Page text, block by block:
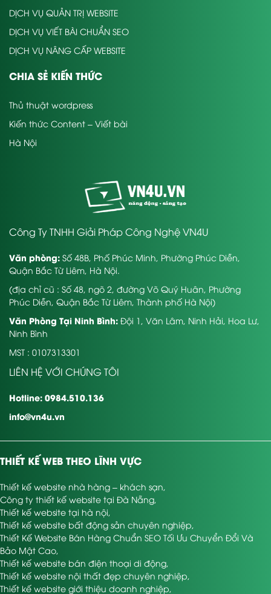
DỊCH VỤ QUẢN TRỊ WEBSITE
DỊCH VỤ VIẾT BÀI CHUẨN SEO
DỊCH VỤ NÂNG CẤP WEBSITE
CHIA SẺ KIẾN THỨC
Thủ thuật wordpress
Kiến thức Content – Viết bài
Hà Nội
Công Ty TNHH Giải Pháp Công Nghệ VN4U
Văn phòng: Số 48B, Phố Phúc Minh, Phường Phúc Diễn,
Quận Bắc Từ Liêm, Hà Nội.
(địa chỉ cũ : Số 48, ngõ 2, đường Võ Quý Huân, Phường
Phúc Diễn, Quận Bắc Từ Liêm, Thành phố Hà Nội)
Văn Phòng Tại Ninh Bình: Đội 1, Văn Lâm, Ninh Hải, Hoa Lư,
Ninh Bình
MST : 0107313301
LIÊN HỆ VỚI CHÚNG TÔI
Hotline: 0984.510.136
info@vn4u.vn
THIẾT KẾ WEB THEO LĨNH VỰC
Thiết kế website nhà hàng – khách sạn,
Công ty thiết kế website tại Đà Nẵng,
Thiết kế website tại hà nội,
Thiết kế website bất động sản chuyên nghiệp,
Thiết Kế Website Bán Hàng Chuẩn SEO Tối Ưu Chuyển Đổi Và
Bảo Mật Cao,
Thiết kế website bán điện thoại di động,
Thiết kế website nội thất đẹp chuyên nghiệp,
Thiết kế website giới thiệu doanh nghiệp,